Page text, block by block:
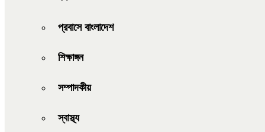
প্রবাসে বাংলাদেশ
শিক্ষাঙ্গন
সম্পাদকীয়
স্বাস্থ্য